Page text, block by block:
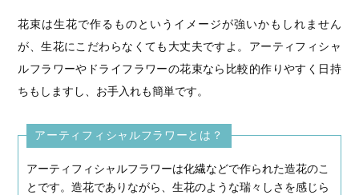
花束は生花で作るものというイメージが強いかもしれません
が、生花にこだわらなくても大丈夫ですよ。アーティフィシャ
ルフラワーやドライフラワーの花束なら比較的作りやすく日持
ちもしますし、お手入れも簡単です。
アーティフィシャルフラワーとは？
アーティフィシャルフラワーは化繊などで作られた造花のこ
とです。造花でありながら、生花のような瑞々しさを感じら